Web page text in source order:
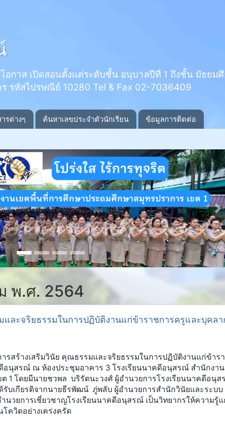
อกาส เปิดสอนตั้งแต่ระดับชั้น อนุบาลปีที่ 1 ถึงชั้น มัธยม
รหัสไปรษณีย์ 10280 Tel & Fax 02-7036409
รต่างๆ ค้นหาเลขประจำตัวนักเรียน ข้อมูลการติดต่อ
พ.ศ. 2564
และจริยธรรมในการปฏิบัติงานแก่ข้าราชการครูและบุคลา
รสร้างเสริมวินัย คุณธรรมและจริยธรรมในการปฏิบัติงานแก่ข้าร
อนุสรณ์ ณ ห้องประชุมอาคาร 3 โรงเรียนนาคดีอนุสรณ์ สำนักงาน
1 โดยมีนายชวพล บริรัตนะวงศ์ ผู้อำนวยการโรงเรียนนาคดีอนุส
รับเกียรติจากนายธีรพัฒน์ ภู่พลับ ผู้อำนวยการสำนักวินัยและระบบ
วยการเชี่ยวชาญโรงเรียนนาคดีอนุสรณ์ เป็นวิทยากรให้ความรู้แ
ควิดอย่างเคร่งครัด